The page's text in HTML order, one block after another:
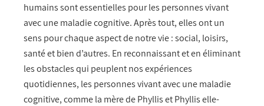
humains sont essentielles pour les personnes vivant
avec une maladie cognitive. Après tout, elles ont un
sens pour chaque aspect de notre vie : social, loisirs,
santé et bien d’autres. En reconnaissant et en éliminant
les obstacles qui peuplent nos expériences
quotidiennes, les personnes vivant avec une maladie
cognitive, comme la mère de Phyllis et Phyllis elle-